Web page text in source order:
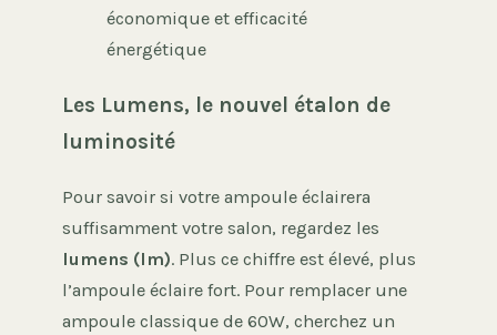
économique et efficacité
énergétique
Les Lumens, le nouvel étalon de
luminosité
Pour savoir si votre ampoule éclairera
suffisamment votre salon, regardez les
lumens (lm). Plus ce chiffre est élevé, plus
l’ampoule éclaire fort. Pour remplacer une
ampoule classique de 60W, cherchez un